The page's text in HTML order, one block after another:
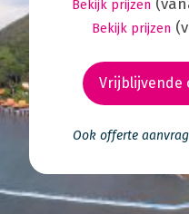
Bekijk prijzen
Bekijk prijzen
Vrijblijvende
Ook offerte